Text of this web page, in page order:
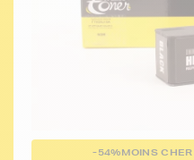
-54%MOINS